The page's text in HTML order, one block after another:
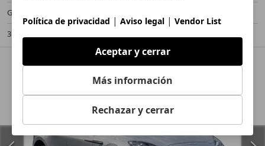
Gasolina
315 g/km (mixto)
Política de privacidad | Aviso legal | Vendor List
Aceptar y cerrar
Más información
Rechazar y cerrar